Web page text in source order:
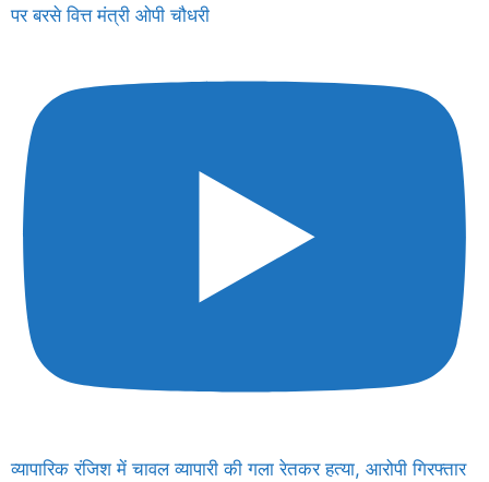
पर बरसे वित्त मंत्री ओपी चौधरी
व्यापारिक रंजिश में चावल व्यापारी की गला रेतकर हत्या, आरोपी गिरफ्तार